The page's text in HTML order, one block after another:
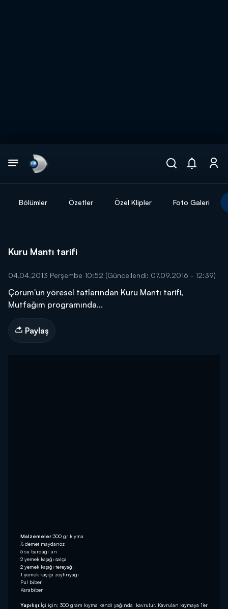
Bölümler Özetler Özel Klipler Foto Galeri
Kuru Mantı tarifi
04.04.2013 Perşembe 10:52 (Güncellendi: 07.09.2016 - 12:39)
Çorum'un yöresel tatlarından Kuru Mantı tarifi,
Mutfağım programında...
Paylaş
Malzemeler:300 gr kıyma
½ demet maydanoz
5 su bardağı un
2 yemek kaşığı salça
2 yemek kaşığı tereyağı
1 yemek kaşığı zeytinyağı
Pul biber
Karabiber
Yapılışı:İçi için; 300 gram kıyma kendi yağında kavrulur. Kavrulan kıymaya 1’er